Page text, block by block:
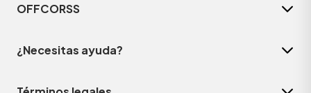
OFFCORSS
¿Necesitas ayuda?